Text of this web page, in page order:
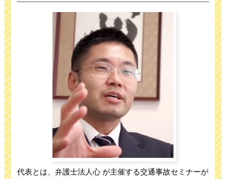
代表とは、弁護士法人心 が主催する交通事故セミナーが